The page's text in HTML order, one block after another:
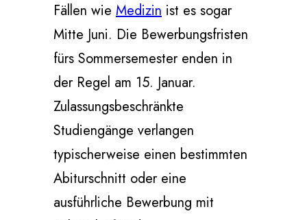
Fällen wie Medizin ist es sogar
Mitte Juni. Die Bewerbungsfristen
fürs Sommersemester enden in
der Regel am 15. Januar.
Zulassungsbeschränkte
Studiengänge verlangen
typischerweise einen bestimmten
Abiturschnitt oder eine
ausführliche Bewerbung mit